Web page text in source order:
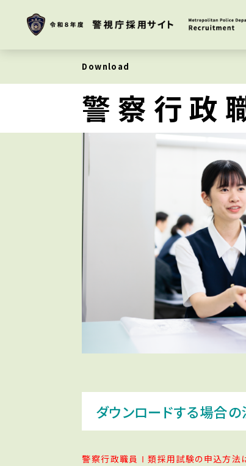
Download
警察行政
ダウンロードする場合
警察行政職員Ⅰ類採用試験の申込方法は